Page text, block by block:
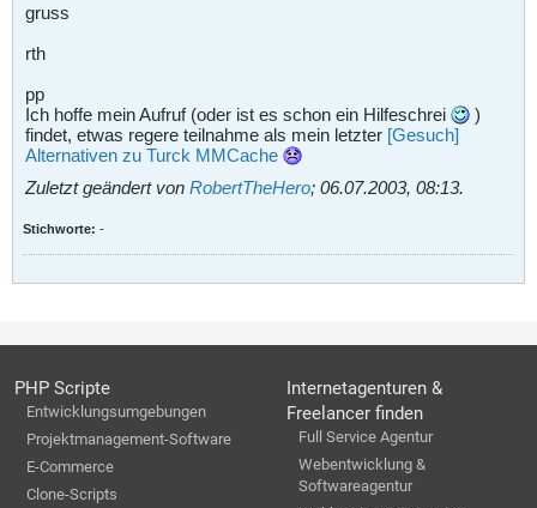
gruss
rth
pp
Ich hoffe mein Aufruf (oder ist es schon ein Hilfeschrei
)
findet, etwas regere teilnahme als mein letzter [Gesuch]
Alternativen zu Turck MMCache
Zuletzt geändert von RobertTheHero; 06.07.2003, 08:13.
Stichworte: -
PHP Scripte
Entwicklungsumgebungen
Projektmanagement-Software
E-Commerce
Clone-Scripts
Internetagenturen &
Freelancer finden
Full Service Agentur
Webentwicklung &
Softwareagentur